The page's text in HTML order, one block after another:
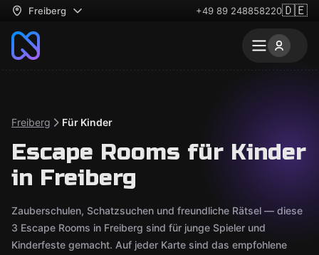
Freiberg +49 89 248858220🇩🇪
Freiberg Für Kinder
Escape Rooms für Kinder
in Freiberg
Zauberschulen, Schatzsuchen und freundliche Rätsel — diese
3 Escape Rooms in Freiberg sind für junge Spieler und
Kinderfeste gemacht. Auf jeder Karte sind das empfohlene